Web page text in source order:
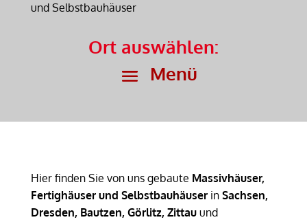
und Selbstbauhäuser
Ort auswählen:
Hier finden Sie von uns gebaute Massivhäuser,
Fertighäuser und Selbstbauhäuserin Sachsen,
Dresden, Bautzen, Görlitz, Zittauund